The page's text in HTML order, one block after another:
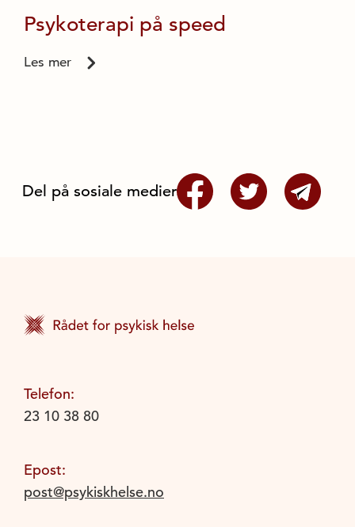
Psykoterapi på speed
Les mer
Del på sosiale medier
Telefon:
23 10 38 80
Epost:
post@psykiskhelse.no